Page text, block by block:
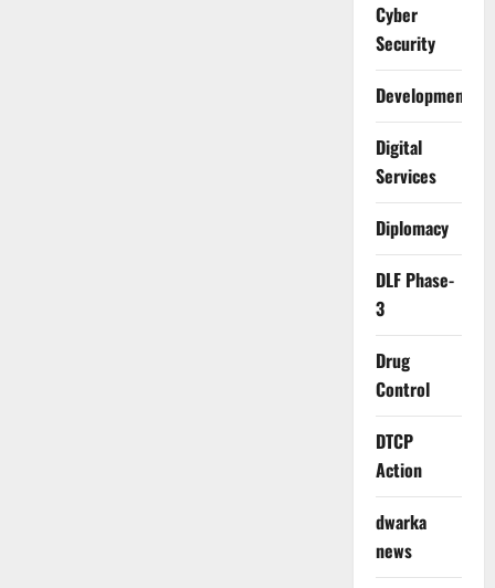
Cyber
Security
Development
Digital
Services
Diplomacy
DLF Phase-
3
Drug
Control
DTCP
Action
dwarka
news